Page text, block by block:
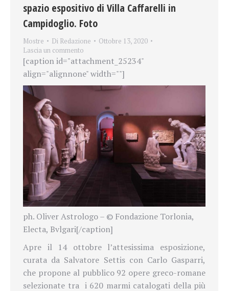
spazio espositivo di Villa Caffarelli in
Campidoglio. Foto
Mostre Di Redazione
Ottobre 13, 2020
Lascia un commento
[caption id="attachment_25234"
align="alignnone" width=""]
ph. Oliver Astrologo – © Fondazione Torlonia,
Electa, Bvlgari[/caption]
Apre il 14 ottobre l’attesissima esposizione,
curata da Salvatore Settis con Carlo Gasparri,
che propone al pubblico 92 opere greco-romane
selezionate tra i 620 marmi catalogati della più